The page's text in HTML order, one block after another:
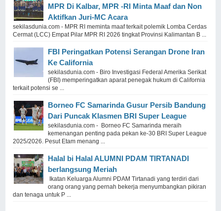
MPR Di Kalbar, MPR -RI Minta Maaf dan Non
Aktifkan Juri-MC Acara
sekilasdunia.com - MPR RI meminta maaf terkait polemik Lomba Cerdas
Cermat (LCC) Empat Pilar MPR RI 2026 tingkat Provinsi Kalimantan B ...
FBI Peringatkan Potensi Serangan Drone Iran
Ke California
sekilasdunia.com - Biro Investigasi Federal Amerika Serikat
(FBI) memperingatkan aparat penegak hukum di California
terkait potensi se ...
Borneo FC Samarinda Gusur Persib Bandung
Dari Puncak Klasmen BRI Super League
sekilasdunia.com - Borneo FC Samarinda meraih
kemenangan penting pada pekan ke-30 BRI Super League
2025/2026. Pesut Etam menang ...
Halal bi Halal ALUMNI PDAM TIRTANADI
berlangsung Meriah
Ikatan Keluarga Alumni PDAM Tirtanadi yang terdiri dari
orang orang yang pernah bekerja menyumbangkan pikiran
dan tenaga untuk P ...